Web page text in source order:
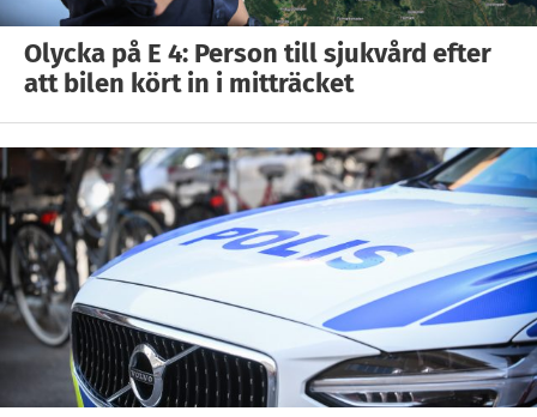
Olycka på E 4: Person till sjukvård efter
att bilen kört in i mitträcket